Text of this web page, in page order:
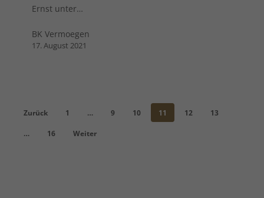
Ernst unter…
BK Vermoegen
17. August 2021
Zurück 1 … 9 10 11 12 13
… 16 Weiter